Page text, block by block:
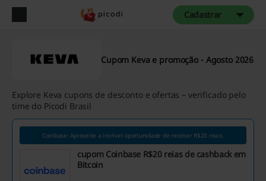
Cadastrar
Cupom Keva e promoção - Agosto 2026
Explore Keva cupons de desconto e ofertas – verificado pelo
time do Picodi Brasil
Coinbase: Aproveite a incrível oportunidade de receber R$20 reais.
cupom Coinbase R$20 reias de cashback em
Bitcoin